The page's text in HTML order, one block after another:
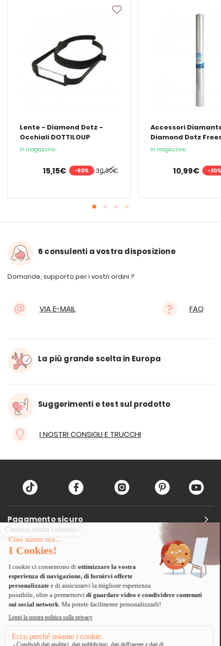
Lente - Diamond Dotz -
Occhiali DOTTILOUP
In magazzino
30,30€
15,15€ -50%
Accessori
Diamond Dotz
Film di protezione
In magazzino
10,99€ -30%
6 consulenti a vostra disposizione
Domande, supporto per i vostri ordini ?
VIA E-MAIL FAQ
La più grande scelta in Europa
Suggerimenti e test sul prodotto
I NOSTRI CONSIGLI E TRUCCHI
Pagamento sicuro
Carta di credito
Paypal
Bonifico Bancario
3 volte senza tasse
*Soluzioni di consegna